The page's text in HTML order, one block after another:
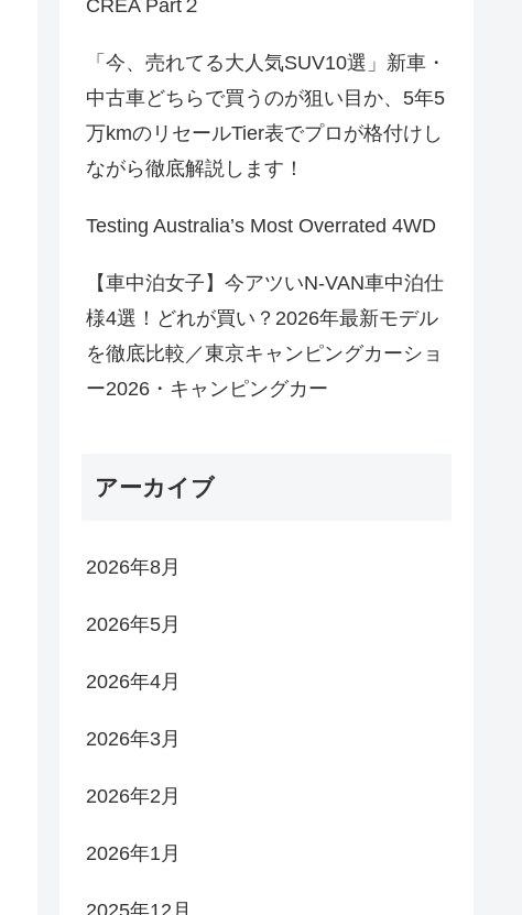
CREA Part２
「今、売れてる大人気SUV10選」新車・
中古車どちらで買うのが狙い目か、5年5
万kmのリセールTier表でプロが格付けし
ながら徹底解説します！
Testing Australia’s Most Overrated 4WD
【車中泊女子】今アツいN-VAN車中泊仕
様4選！どれが買い？2026年最新モデル
を徹底比較／東京キャンピングカーショ
ー2026・キャンピングカー
アーカイブ
2026年8月
2026年5月
2026年4月
2026年3月
2026年2月
2026年1月
2025年12月